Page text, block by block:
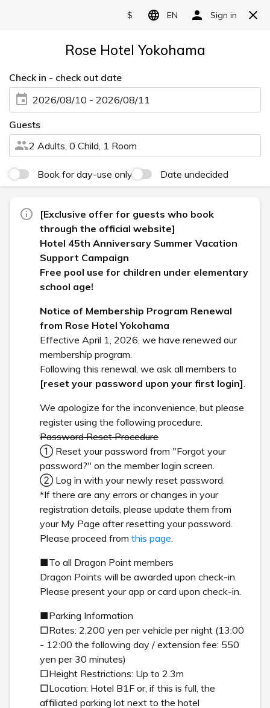
JP / EN/
予約する MENU
LOVE THE ONE YOU'RE WITH
AT ICONIC ROSE HOTEL YOKOHAMA
宿泊 レストラン
Check in - check out date
Guests
Search
[ チェックイン 15:00 / チェックアウト 11:00 ]
予約確認・キャンセル
2026年3月31日までにご予約いただいた方の予約確認・キャンセル
プラン一覧から予約
デイユース予約